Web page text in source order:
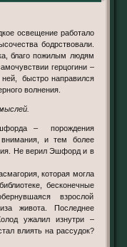
бодрствовали.
благо пожилым людям
герцогини –
ней, быстро направился
волнения.
внимания, и тем более
Не верил Эшфорд и в
которая могла
бесконечные
взрослой
живота. Последнее
ужалил изнутри –
влиять на рассудок?